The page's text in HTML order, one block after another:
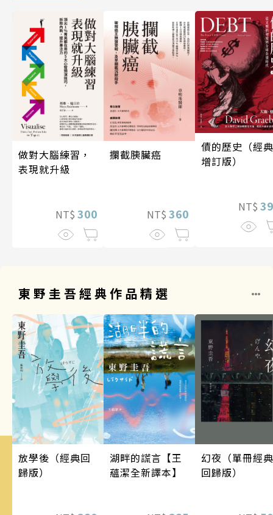
做對大腦練習，
表現就升級
NT$ 300
攔截胰臟癌
NT$ 360
債的歷史（經典
增訂版）
NT$
東野圭吾經典作品精選
放學後（經典回
歸版）
湖畔的謊言【王
蘊潔全新譯本】
幻夜（單冊經典
回歸版）